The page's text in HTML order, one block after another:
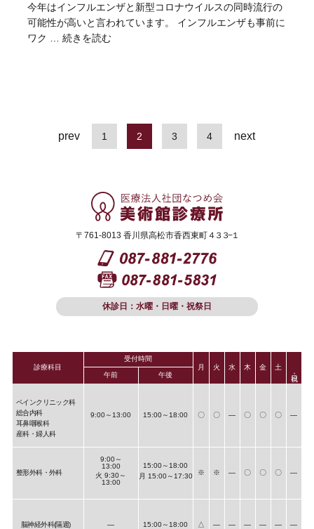
今年はインフルエンザと新型コロナウイルスの同時流行の
可能性が高いと言われています。 インフルエンザも事前に
ワク … “インフルエンザワクチン予約なしで接種できます” の
続きを読む
prev 1 2 3 4 next
〒761-8013 香川県高松市香西東町４３３−１
休診日：水曜・日曜・祝祭日
診療科目
受付時間
月
火 水 木 金
土
午前
午後
ペインクリニック科
総合内科
耳鼻咽喉科
産科・婦人科
9:00～13:00 15:00～18:00 〇 〇 ― 〇 〇 〇 ―
整形外科・外科
9:00～
13:00
火 9:30～
13:00
15:00～18:00
月 15:00～17:30
※ ※ ― 〇 〇 〇 ―
脳神経外科(隔週) ― 15:00～18:00 △ ― ― ― ― ― ―